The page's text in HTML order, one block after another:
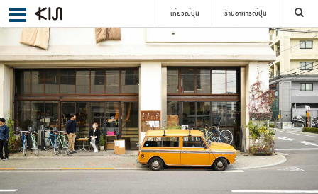
เที่ยวญี่ปุ่น ร้านอาหารญี่ปุ่น
ค้นหา
เลือกย่าน